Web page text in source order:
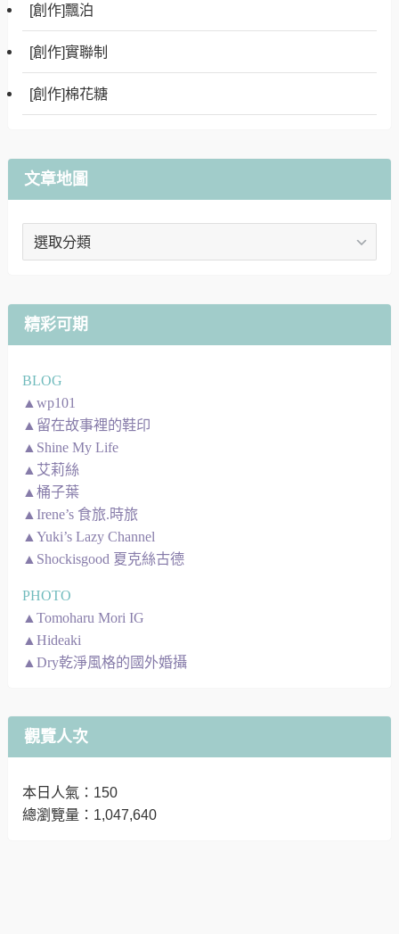
[創作]飄泊
[創作]實聯制
[創作]棉花糖
文章地圖
文
精彩可期
BLOG
▲wp101
▲留在故事裡的鞋印
▲Shine My Life
▲艾莉絲
▲桶子葉
▲Irene’s 食旅.時旅
▲Yuki’s Lazy Channel
▲Shockisgood 夏克絲古德
PHOTO
▲Tomoharu Mori IG
▲Hideaki
▲Dry乾淨風格的國外婚攝
觀覽人次
本日人氣：150
總瀏覽量：1,047,640